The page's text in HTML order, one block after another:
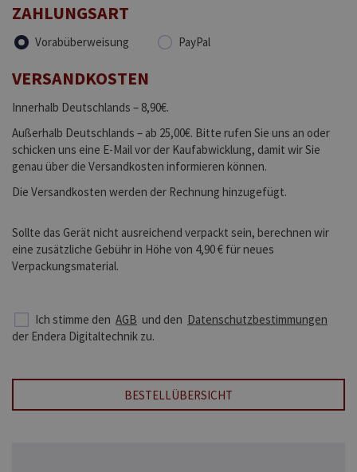
ZAHLUNGSART
Vorabüberweisung PayPal
VERSANDKOSTEN
Innerhalb Deutschlands – 8,90€.
Außerhalb Deutschlands – ab 25,00€. Bitte rufen Sie uns an oder
schicken uns eine E-Mail vor der Kaufabwicklung, damit wir Sie
genau über die Versandkosten informieren können.
Die Versandkosten werden der Rechnung hinzugefügt.
Sollte das Gerät nicht ausreichend verpackt sein, berechnen wir
eine zusätzliche Gebühr in Höhe von 4,90 € für neues
Verpackungsmaterial.
Ich stimme den AGB und den Datenschutzbestimmungen
der Endera Digitaltechnik zu.
BESTELLÜBERSICHT